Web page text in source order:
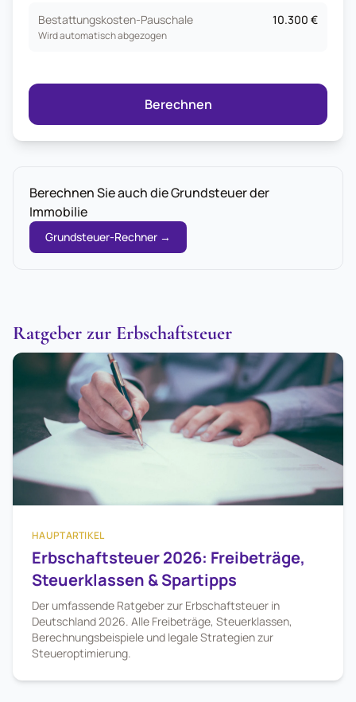
Bestattungskosten-Pauschale 10.300 €
Wird automatisch abgezogen
Berechnen
Berechnen Sie auch die Grundsteuer der
Immobilie
Grundsteuer-Rechner →
Ratgeber zur Erbschaftsteuer
HAUPTARTIKEL
Erbschaftsteuer 2026: Freibeträge,
Steuerklassen & Spartipps
Der umfassende Ratgeber zur Erbschaftsteuer in
Deutschland 2026. Alle Freibeträge, Steuerklassen,
Berechnungsbeispiele und legale Strategien zur
Steueroptimierung.